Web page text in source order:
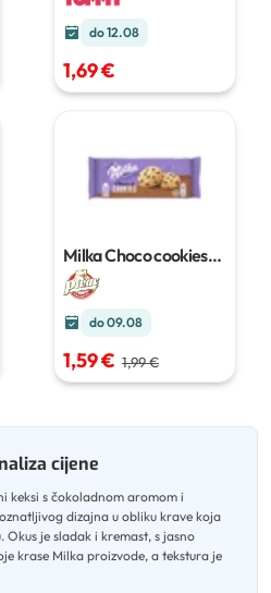
do 12.08
1,69 €
Milka Choco cookies
135g
do 09.08
1,59 € 1,99 €
cijene
keksi s čokoladnom aromom i
dizajna u obliku krave koja
. Okus je sladak i kremast, s jasno
krase Milka proizvode, a tekstura je